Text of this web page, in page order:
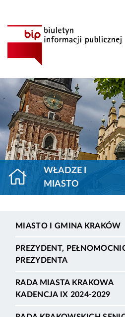
WŁADZE I
MIASTO
MIASTO I GMINA KRAKÓW
PREZYDENT,
PREZYDENTA
RADA MIASTA KRAKOWA
KADENCJA IX 2024-2029